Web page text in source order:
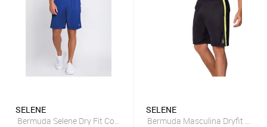
SELENE
Bermuda Selene Dry Fit Com Bolso 25110.002
SELENE
Bermuda Masculina Dryfit Sport